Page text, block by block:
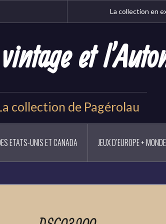
La collection en
et
collection de Pagérolau
ETATS-UNIS ET CANADA JEUX D’EUROPE +